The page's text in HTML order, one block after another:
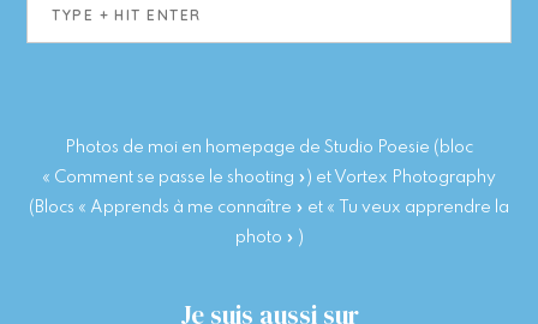
Photos de moi en homepage de Studio Poesie (bloc
« Comment se passe le shooting ») et Vortex Photography
(Blocs « Apprends à me connaître » et « Tu veux apprendre la
photo » )
Je suis aussi sur